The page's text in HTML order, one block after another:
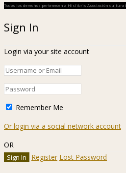
Todos los derechos pertenecen a Hislibris Asociación cultural
Sign In
Login via your site account
Remember Me
Or login via a social network account
OR
Register Lost Password